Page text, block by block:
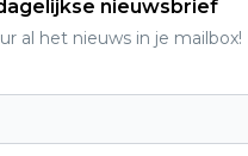
nieuwsbrief
al het nieuws in je mailbox!